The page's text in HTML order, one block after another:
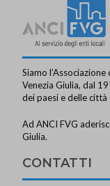
Siamo
Venezia Giulia, dal
dei paesi e delle
Ad ANCI FVG
Giulia.
CONTATTI